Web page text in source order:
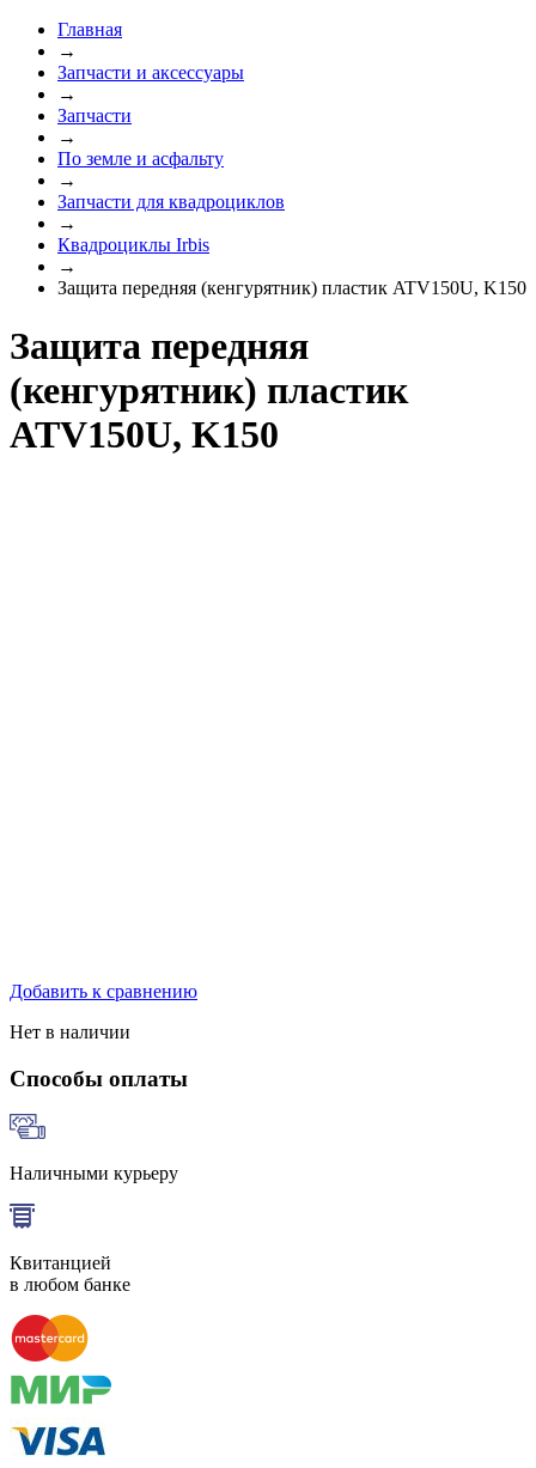
Главная
→
Запчасти и аксессуары
→
Запчасти
→
По земле и асфальту
→
Запчасти для квадроциклов
→
Квадроциклы Irbis
→
Защита передняя (кенгурятник) пластик ATV150U, K150
Защита передняя
(кенгурятник) пластик
ATV150U, K150
Добавить к сравнению
Нет в наличии
Способы оплаты
Наличными курьеру
Квитанцией
в любом банке